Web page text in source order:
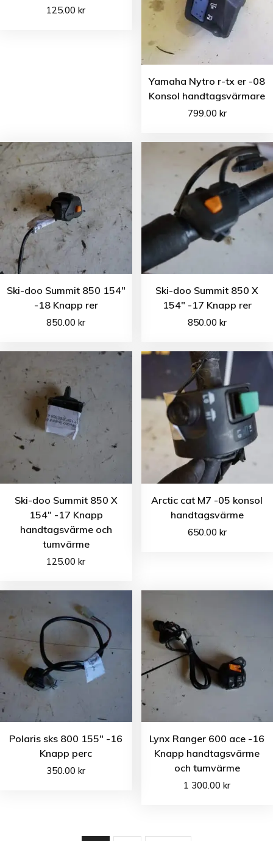
125.00kr
Yamaha Nytro r-tx er -08
Konsol handtagsvärmare
799.00 kr
Ski-doo Summit 850 154″
-18 Knapp rer
850.00kr
Ski-doo Summit 850 X
154″ -17 Knapp rer
850.00 kr
Ski-doo Summit 850 X
154″ -17 Knapp
handtagsvärme och
tumvärme
125.00kr
Arctic cat M7 -05 konsol
handtagsvärme
650.00 kr
Polaris sks 800 155″ -16
Knapp perc
350.00kr
Lynx Ranger 600 ace -16
Knapp handtagsvärme
och tumvärme
1 300.00kr